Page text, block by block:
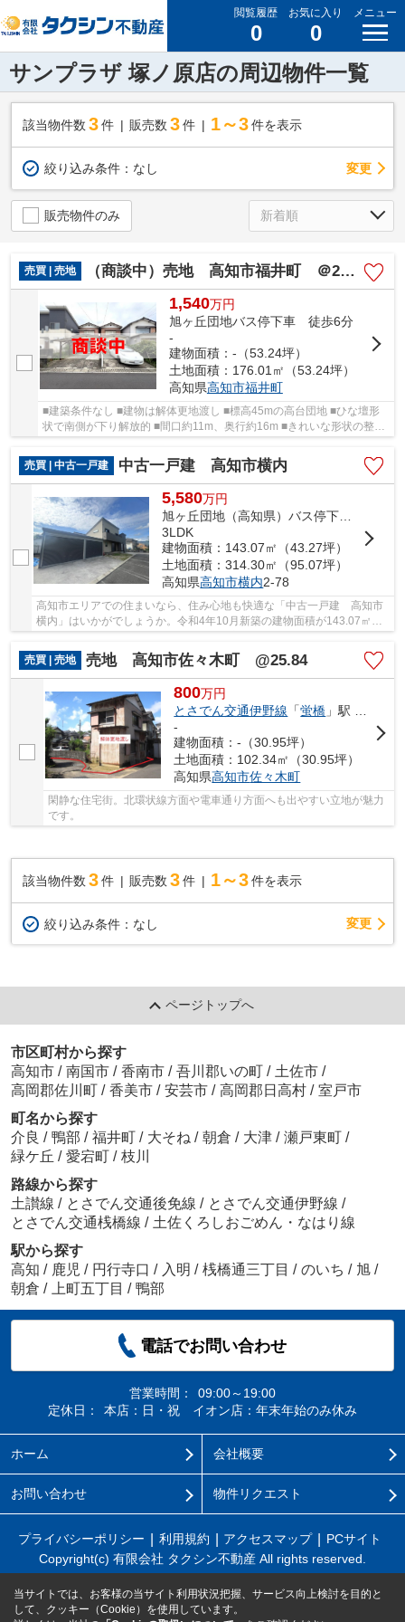
閲覧履歴
0
お気に入り
0
メニュー
サンプラザ 塚ノ原店の周辺物件一覧
該当物件数 3件 販売数 3 件 1～3 件を表示
絞り込み条件： なし 変更
販売物件のみ
売買 | 売地 （商談中）売地 高知市福井町 ＠28.92万
1,540万円
旭ヶ丘団地バス停下車 徒歩6分
-
建物面積：-（53.24坪）
土地面積：176.01㎡（53.24坪）
高知県高知市福井町
■建築条件なし ■建物は解体更地渡し ■標高45mの高台団地 ■ひな壇形
状で南側が下り解放的 ■間口約11m、奥行約16m ■きれいな形状の整形
売買 | 中古一戸建
中古一戸建 高知市横内
5,580万円
旭ヶ丘団地（高知県）バス停下車 徒歩5分
3LDK
建物面積：143.07㎡（43.27坪）
土地面積：314.30㎡（95.07坪）
高知県高知市横内2-78
高知市エリアでの住まいなら、住み心地も快適な「中古一戸建 高知市
横内」はいかがでしょうか。令和4年10月新築の建物面積が143.07㎡
売買 | 売地
売地 高知市佐々木町 @25.84
800万円
とさでん交通伊野線 「蛍橋 」駅 徒歩12分
-
建物面積：-（30.95坪）
土地面積：102.34㎡（30.95坪）
高知県高知市佐々木町
閑静な住宅街。北環状線方面や電車通り方面へも出やすい立地が魅力
です。
該当物件数 3件 販売数 3 件 1～3 件を表示
絞り込み条件： なし 変更
ページトップへ
市区町村から探す
高知市 / 南国市 / 香南市 / 吾川郡いの町 / 土佐市 /
高岡郡佐川町
/ 香美市 / 安芸市 / 高岡郡日高村 / 室戸市
町名から探す
介良 / 鴨部 / 福井町 / 大そね / 朝倉 / 大津 / 瀬戸東町 /
緑ケ丘 / 愛宕町 / 枝川
路線から探す
土讃線 / とさでん交通後免線 / とさでん交通伊野線 /
とさでん交通桟橋線 / 土佐くろしおごめん・なはり線
駅から探す
高知 / 鹿児 / 円行寺口 / 入明 / 桟橋通三丁目 / のいち / 旭 /
朝倉 / 上町五丁目 / 鴨部
電話でお問い合わせ
営業時間：
09:00～19:00
定休日：
本店：日・祝 イオン店：年末年始のみ休み
ホーム 会社概要
お問い合わせ 物件リクエスト
プライバシーポリシー 利用規約 アクセスマップ
PCサイト
Copyright(c) 有限会社 タクシン不動産 All rights reserved.
当サイトでは、お客様の当サイト利用状況把握、サービス向上検討を目的と
して、クッキー（Cookie）を使用しています。